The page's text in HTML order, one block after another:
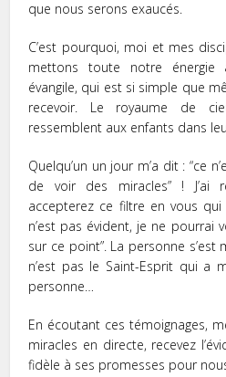
que nous serons exaucés.
C’est pourquoi, moi et mes
mettons toute notre énergie
évangile, qui est si simple que
recevoir. Le royaume de
ressemblent aux enfants dans
Quelqu’un un jour m’a dit : “ce
de voir des miracles” ! J’ai
accepterez ce filtre en vous
n’est pas évident, je ne pourrai
sur ce point”. La personne s’est
n’est pas le Saint-Esprit qui a
personne…
En écoutant ces témoignages,
miracles en directe, recevez
fidèle à ses promesses pour